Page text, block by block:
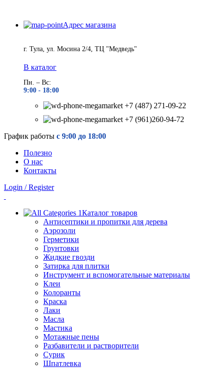
Адрес магазина
г. Тула, ул. Мосина 2/4, ТЦ "Медведь"
В каталог
Пн. – Вс:
9:00 - 18:00
+7 (487) 271-09-22
+7 (961)260-94-72
График работы с 9:00 до 18:00
Полезно
О нас
Контакты
Login / Register
Каталог товаров
Антисептики и пропитки для дерева
Аэрозоли
Герметики
Грунтовки
Жидкие гвозди
Затирка для плитки
Инструмент и вспомогательные материалы
Клеи
Колоранты
Краска
Лаки
Масла
Мастика
Мотажные пены
Разбавители и растворители
Сурик
Шпатлевка